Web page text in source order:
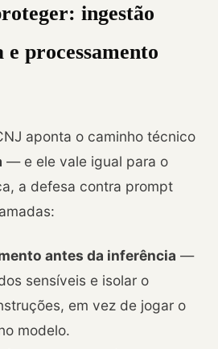
ingestão
processamento
aponta o caminho técnico
— e ele vale igual para o
a defesa contra prompt
antes da inferência —
sensíveis e isolar o
em vez de jogar o
modelo.